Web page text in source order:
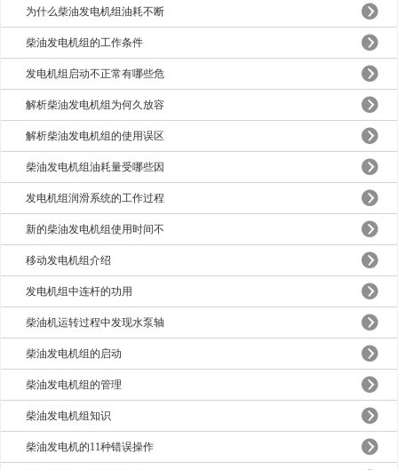
为什么柴油发电机组油耗不断
柴油发电机组的工作条件
发电机组启动不正常有哪些危
解析柴油发电机组为何久放容
解析柴油发电机组的使用误区
柴油发电机组油耗量受哪些因
发电机组润滑系统的工作过程
新的柴油发电机组使用时间不
移动发电机组介绍
发电机组中连杆的功用
柴油机运转过程中发现水泵轴
柴油发电机组的启动
柴油发电机组的管理
柴油发电机组知识
柴油发电机的11种错误操作